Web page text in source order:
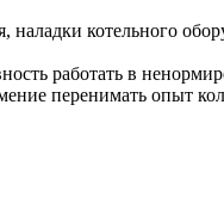
котельного
работать в
перенимать опыт